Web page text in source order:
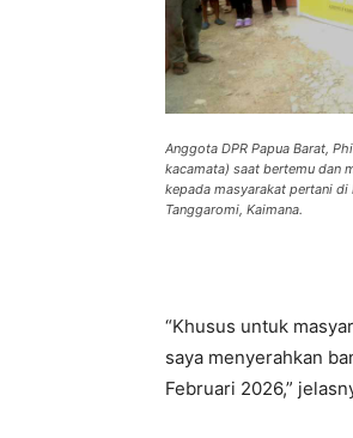
Anggota DPR Papua Barat,
kacamata) saat bertemu dan
kepada masyarakat pertani
Tanggaromi, Kaimana.
“Khusus untuk
saya menyerahkan
Februari 2026,”